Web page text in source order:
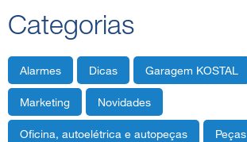
Categorias
Alarmes Dicas Garagem KOSTAL
Marketing Novidades
Oficina, autoelétrica e autopeças Peças